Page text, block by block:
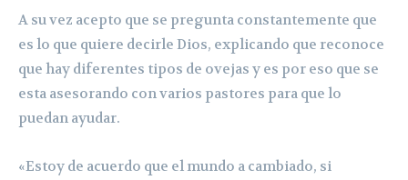
A su vez acepto que se pregunta constantemente que
es lo que quiere decirle Dios, explicando que reconoce
que hay diferentes tipos de ovejas y es por eso que se
esta asesorando con varios pastores para que lo
puedan ayudar.
«Estoy de acuerdo que el mundo a cambiado, si